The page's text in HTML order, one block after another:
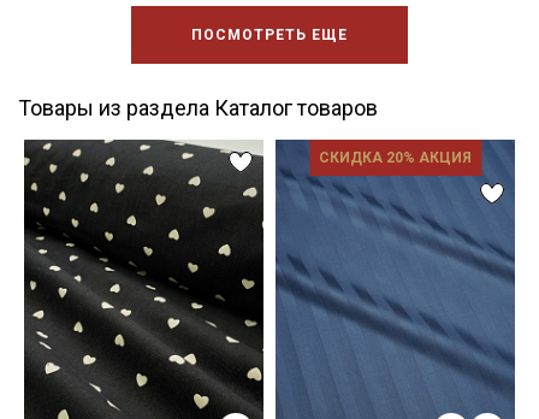
ПОСМОТРЕТЬ ЕЩЕ
Товары из раздела Каталог товаров
СКИДКА 20% АКЦИЯ